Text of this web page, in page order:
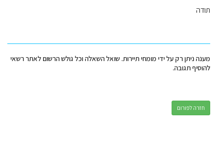
תודה
מענה ניתן רק על ידי מומחי תיירות. שואל השאלה וכל גולש הרשום לאתר רשאי
להוסיף תגובה.
חזרה לפורום